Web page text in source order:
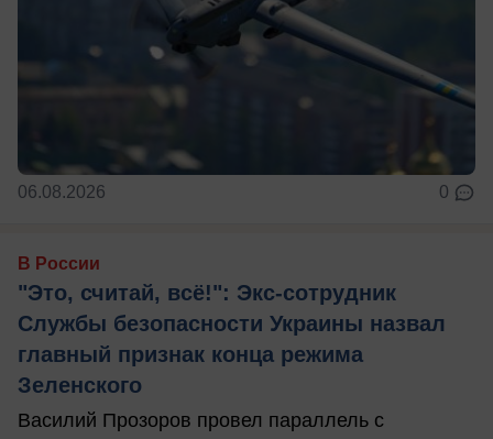
06.08.2026 0
В России
"Это, считай, всё!": Экс-сотрудник
Службы безопасности Украины назвал
главный признак конца режима
Зеленского
Василий Прозоров провел параллель с